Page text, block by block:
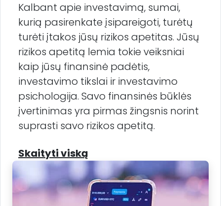
Kalbant apie investavimą, sumai,
kurią pasirenkate įsipareigoti, turėtų
turėti įtakos jūsų rizikos apetitas. Jūsų
rizikos apetitą lemia tokie veiksniai
kaip jūsų finansinė padėtis,
investavimo tikslai ir investavimo
psichologija. Savo finansinės būklės
įvertinimas yra pirmas žingsnis norint
suprasti savo rizikos apetitą.
Skaityti viską